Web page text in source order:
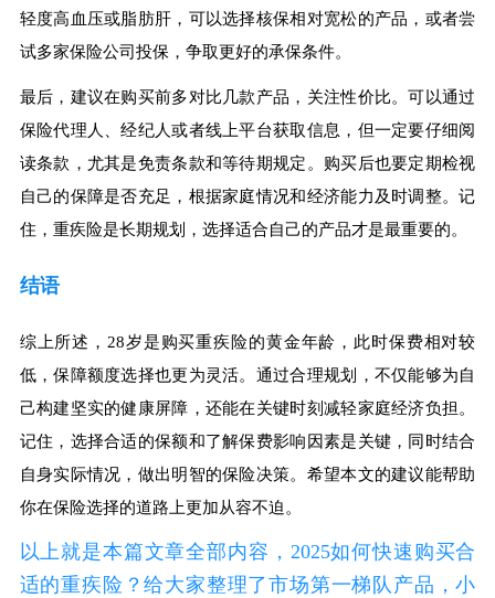
轻度高血压或脂肪肝，可以选择核保相对宽松的产品，或者尝
试多家保险公司投保，争取更好的承保条件。
最后，建议在购买前多对比几款产品，关注性价比。可以通过
保险代理人、经纪人或者线上平台获取信息，但一定要仔细阅
读条款，尤其是免责条款和等待期规定。购买后也要定期检视
自己的保障是否充足，根据家庭情况和经济能力及时调整。记
住，重疾险是长期规划，选择适合自己的产品才是最重要的。
结语
综上所述，28岁是购买重疾险的黄金年龄，此时保费相对较
低，保障额度选择也更为灵活。通过合理规划，不仅能够为自
己构建坚实的健康屏障，还能在关键时刻减轻家庭经济负担。
记住，选择合适的保额和了解保费影响因素是关键，同时结合
自身实际情况，做出明智的保险决策。希望本文的建议能帮助
你在保险选择的道路上更加从容不迫。
以上就是本篇文章全部内容，2025如何快速购买合
适的重疾险？给大家整理了市场第一梯队产品，小